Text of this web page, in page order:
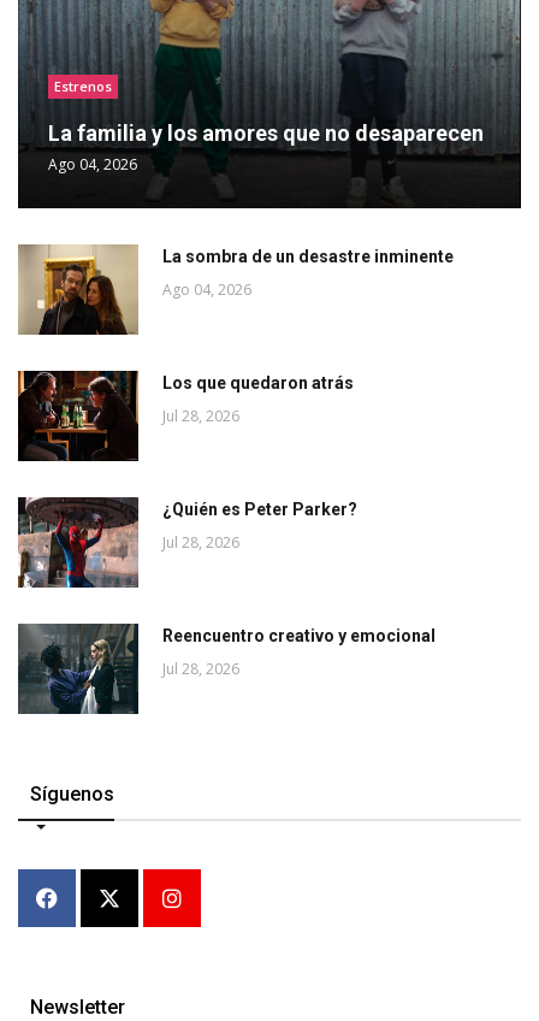
Estrenos
La familia y los amores que no desaparecen
Ago 04, 2026
La sombra de un desastre inminente
Ago 04, 2026
Los que quedaron atrás
Jul 28, 2026
¿Quién es Peter Parker?
Jul 28, 2026
Reencuentro creativo y emocional
Jul 28, 2026
Síguenos
Newsletter